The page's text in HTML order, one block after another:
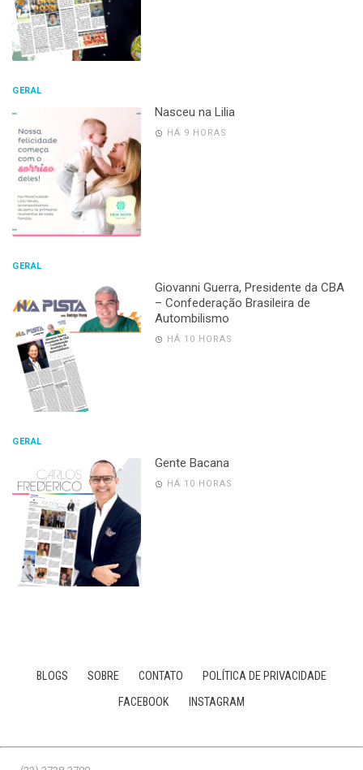
GERAL
Nasceu na Lilia
HÁ 9 HORAS
GERAL
Giovanni Guerra, Presidente da CBA
– Confederação Brasileira de
Autombilismo
HÁ 10 HORAS
GERAL
Gente Bacana
HÁ 10 HORAS
BLOGS SOBRE CONTATO
POLÍTICA DE PRIVACIDADE
FACEBOOK
INSTAGRAM